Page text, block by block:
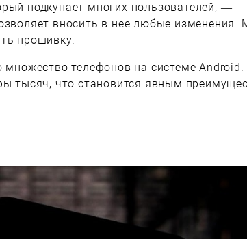
подкупает многих пользователей, —
вносить в нее любые изменения.
прошивку.
множество телефонов на системе Android.
тысяч, что становится явным